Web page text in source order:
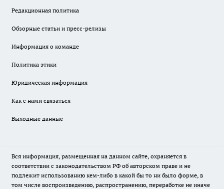
Редакционная политика
Обзорные статьи и пресс-релизы
Информация о команде
Политика этики
Юридическая информация
Как с нами связаться
Выходные данные
Вся информация, размещенная на данном сайте, охраняется в
соответствии с законодательством РФ об авторском праве и не
подлежит использованию кем-либо в какой бы то ни было форме, в
том числе воспроизведению, распространению, переработке не иначе